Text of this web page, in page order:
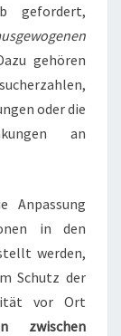
gefordert,
gehören
oder die
an
Anpassung
in den
werden,
Schutz der
vor Ort
zwischen